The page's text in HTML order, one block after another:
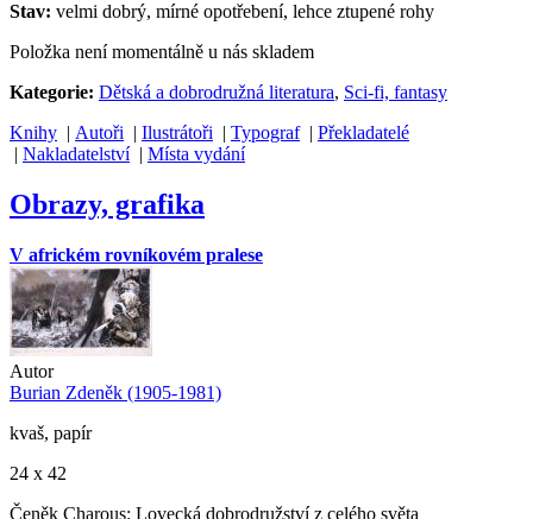
Stav: velmi dobrý, mírné opotřebení, lehce ztupené rohy
Položka není momentálně u nás skladem
Kategorie: Dětská a dobrodružná literatura, Sci-fi, fantasy
Knihy | Autoři | Ilustrátoři | Typograf| Překladatelé
| Nakladatelství| Místa vydání
Obrazy, grafika
V africkém rovníkovém pralese
Autor
Burian Zdeněk (1905-1981)
kvaš, papír
24 x 42
Čeněk Charous: Lovecká dobrodružství z celého světa